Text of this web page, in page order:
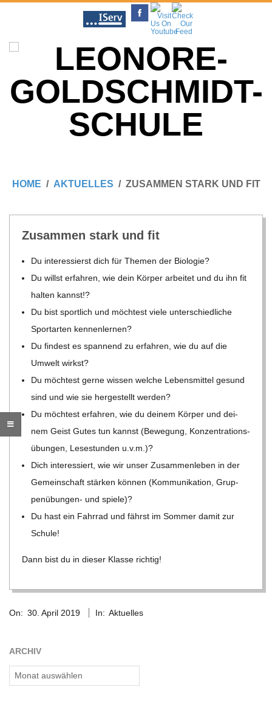
content
E
O
N
O
R
E
G
O
L
D
H
M
I
Menu
HOME AKTUELLES ZUSAMMEN STARK UND FIT
Zusam­men stark und fit
Du inter­es­sierst dich für The­men der Biologie?
Du willst erfah­ren, wie dein Kör­per arbei­tet und du ihn fit
hal­ten kannst!?
Du bist sport­lich und möch­test viele unter­schied­li­che
Sport­ar­ten kennenlernen?
Du fin­dest es span­nend zu erfah­ren, wie du auf die
Umwelt wirkst?
Du möch­test gerne wis­sen wel­che Lebens­mit­tel gesund
sind und wie sie her­ge­stellt werden?
Du möch­test erfah­ren, wie du dei­nem Kör­per und dei­
nem Geist Gutes tun kannst (Bewe­gung, Kon­zen­tra­ti­ons­
übun­gen, Lese­stun­den u.v.m.)?
Dich inter­es­siert, wie wir unser Zusam­men­le­ben in der
Gemein­schaft stär­ken kön­nen (Kom­mu­ni­ka­tion, Grup­
pen­übun­gen- und spiele)?
Du hast ein Fahr­rad und fährst im Som­mer damit zur
Schule!
Dann bist du in die­ser Klasse richtig!
04-
On: 30. April 2019 In: Aktuelles
ARCHIV
Archiv